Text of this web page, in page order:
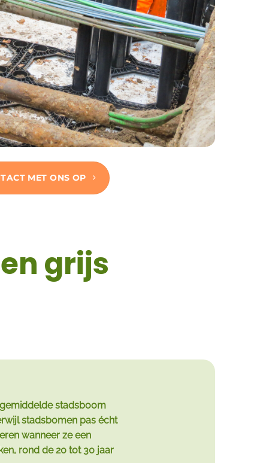
MET ONS OP
grijs
stadsboom
stadsbomen pas écht
wanneer ze een
rond de 20 tot 30 jaar